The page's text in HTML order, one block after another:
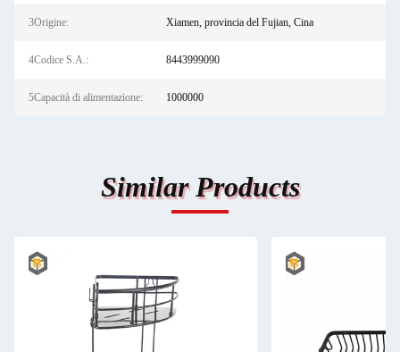
3Origine: Xiamen, provincia del Fujian, Cina
4Codice S.A.: 8443999090
5Capacità di alimentazione: 1000000
Similar Products